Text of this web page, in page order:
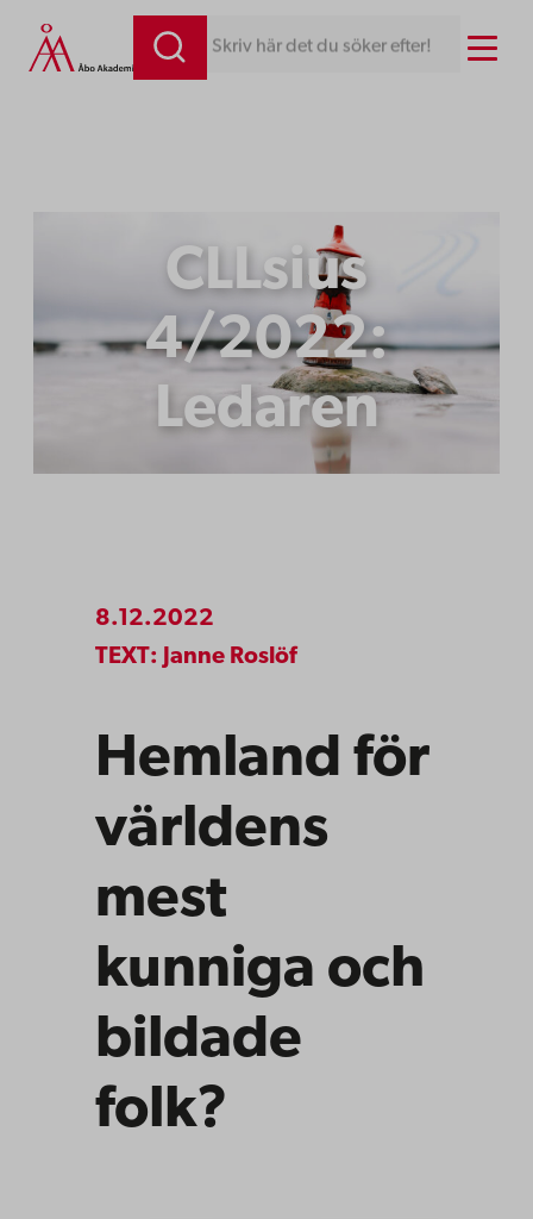
Hoppa
till
Skriv här det du söker efter! Menu
CLLsius
4/2022:
Ledaren
8.12.2022
TEXT: Janne Roslöf
Hemland för
världens
mest
kunniga och
bildade
folk?